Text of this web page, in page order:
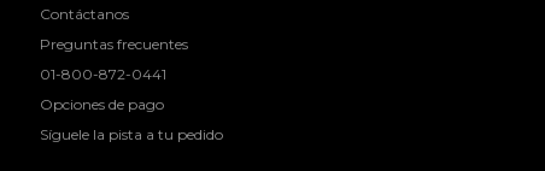
Contáctanos
Preguntas frecuentes
01-800-872-0441
Opciones de pago
Síguele la pista a tu pedido